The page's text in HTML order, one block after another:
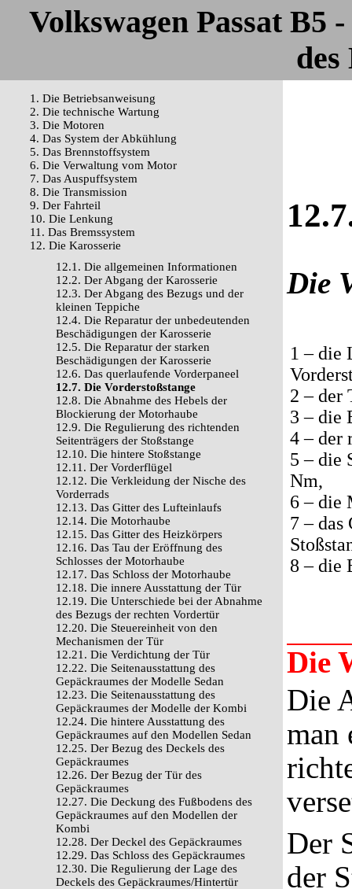
Volkswagen Passat B5
des
1. Die Betriebsanweisung
2. Die technische Wartung
3. Die Motoren
4. Das System der Abkühlung
5. Das Brennstoffsystem
6. Die Verwaltung vom Motor
7. Das Auspuffsystem
8. Die Transmission
9. Der Fahrteil
10. Die Lenkung
11. Das Bremssystem
12. Die Karosserie
12.1. Die allgemeinen Informationen
12.2. Der Abgang der Karosserie
12.3. Der Abgang des Bezugs und der
kleinen Teppiche
12.4. Die Reparatur der unbedeutenden
Beschädigungen der Karosserie
12.5. Die Reparatur der starken
Beschädigungen der Karosserie
12.6. Das querlaufende Vorderpaneel
12.7. Die Vorderstoßstange
12.8. Die Abnahme des Hebels der
Blockierung der Motorhaube
12.9. Die Regulierung des richtenden
Seitenträgers der Stoßstange
12.10. Die hintere Stoßstange
12.11. Der Vorderflügel
12.12. Die Verkleidung der Nische des
Vorderrads
12.13. Das Gitter des Lufteinlaufs
12.14. Die Motorhaube
12.15. Das Gitter des Heizkörpers
12.16. Das Tau der Eröffnung des
Schlosses der Motorhaube
12.17. Das Schloss der Motorhaube
12.18. Die innere Ausstattung der Tür
12.19. Die Unterschiede bei der Abnahme
des Bezugs der rechten Vordertür
12.20. Die Steuereinheit von den
Mechanismen der Tür
12.21. Die Verdichtung der Tür
12.22. Die Seitenausstattung des
Gepäckraumes der Modelle Sedan
12.23. Die Seitenausstattung des
Gepäckraumes der Modelle der Kombi
12.24. Die hintere Ausstattung des
Gepäckraumes auf den Modellen Sedan
12.25. Der Bezug des Deckels des
Gepäckraumes
12.26. Der Bezug der Tür des
Gepäckraumes
12.27. Die Deckung des Fußbodens des
Gepäckraumes auf den Modellen der
Kombi
12.28. Der Deckel des Gepäckraumes
12.29. Das Schloss des Gepäckraumes
12.30. Die Regulierung der Lage des
Deckels des Gepäckraumes/Hintertür
Die
1 – die
2 – der
3 – die
4 – der
5 – die
Nm,
6 – die
7 – das
8 – die
Die
Die
man
Der
der